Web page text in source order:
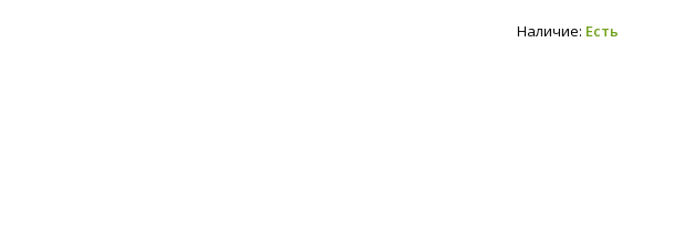
Наличие: Есть